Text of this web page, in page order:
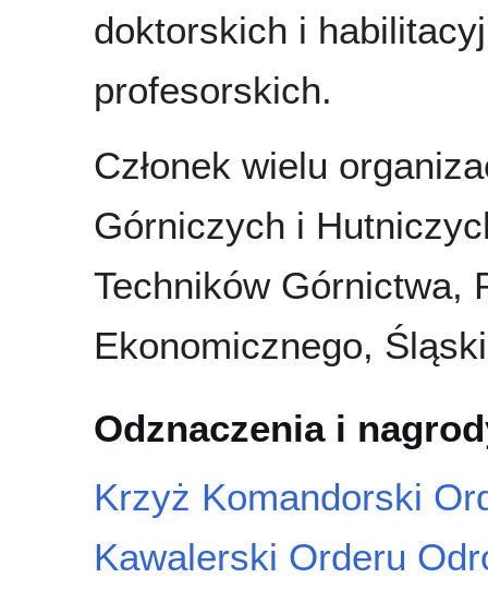
doktorskich i
profesorskich.
Członek wielu
Górniczych i
Techników Górnictwa,
Ekonomicznego,
Odznaczenia i
Krzyż Komandorski
Kawalerski Orderu